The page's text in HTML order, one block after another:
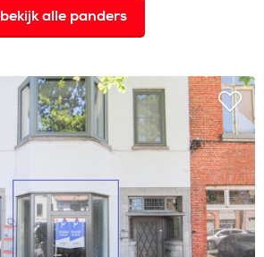
bekijk alle panders